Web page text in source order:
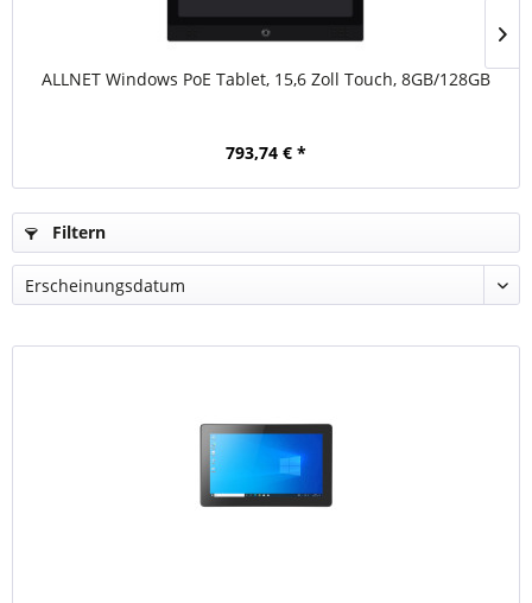
ALLNET Windows PoE Tablet, 15,6 Zoll Touch, 8GB/128GB
793,74 € *
Filtern